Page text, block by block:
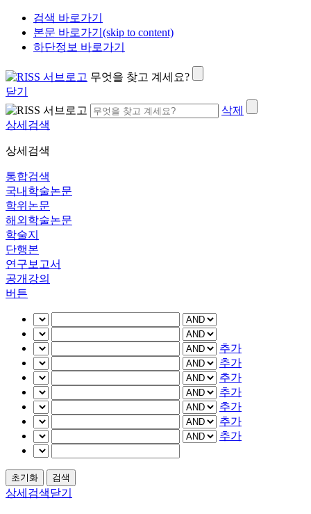
검색 바로가기
본문 바로가기(skip to content)
하단정보 바로가기
무엇을 찾고 계세요?
닫기
삭제
상세검색
상세검색
통합검색
국내학술논문
학위논문
해외학술논문
학술지
단행본
연구보고서
공개강의
버튼
추가
추가
추가
추가
추가
추가
추가
상세검색닫기